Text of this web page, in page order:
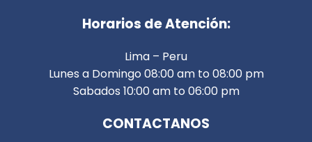
Horarios de Atención:
Lima – Peru
Lunes a Domingo 08:00 am to 08:00 pm
Sabados 10:00 am to 06:00 pm
CONTACTANOS